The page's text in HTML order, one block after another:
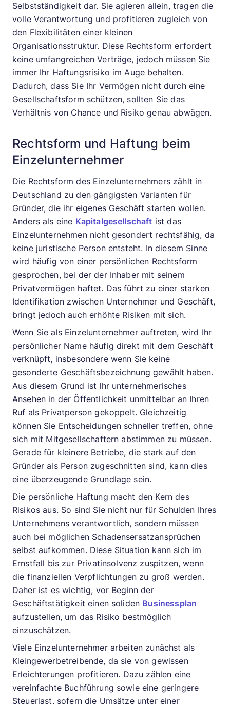
Selbstständigkeit dar. Sie agieren allein, tragen die
volle Verantwortung und profitieren zugleich von
den Flexibilitäten einer kleinen
Organisationsstruktur. Diese Rechtsform erfordert
keine umfangreichen Verträge, jedoch müssen Sie
immer Ihr Haftungsrisiko im Auge behalten.
Dadurch, dass Sie Ihr Vermögen nicht durch eine
Gesellschaftsform schützen, sollten Sie das
Verhältnis von Chance und Risiko genau abwägen.
Rechtsform und Haftung beim
Einzelunternehmer
Die Rechtsform des Einzelunternehmers zählt in
Deutschland zu den gängigsten Varianten für
Gründer, die ihr eigenes Geschäft starten wollen.
Anders als eine Kapitalgesellschaft ist das
Einzelunternehmen nicht gesondert rechtsfähig, da
keine juristische Person entsteht. In diesem Sinne
wird häufig von einer persönlichen Rechtsform
gesprochen, bei der der Inhaber mit seinem
Privatvermögen haftet. Das führt zu einer starken
Identifikation zwischen Unternehmer und Geschäft,
bringt jedoch auch erhöhte Risiken mit sich.
Wenn Sie als Einzelunternehmer auftreten, wird Ihr
persönlicher Name häufig direkt mit dem Geschäft
verknüpft, insbesondere wenn Sie keine
gesonderte Geschäftsbezeichnung gewählt haben.
Aus diesem Grund ist Ihr unternehmerisches
Ansehen in der Öffentlichkeit unmittelbar an Ihren
Ruf als Privatperson gekoppelt. Gleichzeitig
können Sie Entscheidungen schneller treffen, ohne
sich mit Mitgesellschaftern abstimmen zu müssen.
Gerade für kleinere Betriebe, die stark auf den
Gründer als Person zugeschnitten sind, kann dies
eine überzeugende Grundlage sein.
Die persönliche Haftung macht den Kern des
Risikos aus. So sind Sie nicht nur für Schulden Ihres
Unternehmens verantwortlich, sondern müssen
auch bei möglichen Schadensersatzansprüchen
selbst aufkommen. Diese Situation kann sich im
Ernstfall bis zur Privatinsolvenz zuspitzen, wenn
die finanziellen Verpflichtungen zu groß werden.
Daher ist es wichtig, vor Beginn der
Geschäftstätigkeit einen soliden Businessplan
aufzustellen, um das Risiko bestmöglich
einzuschätzen.
Viele Einzelunternehmer arbeiten zunächst als
Kleingewerbetreibende, da sie von gewissen
Erleichterungen profitieren. Dazu zählen eine
vereinfachte Buchführung sowie eine geringere
Steuerlast, sofern die Umsätze unter einer